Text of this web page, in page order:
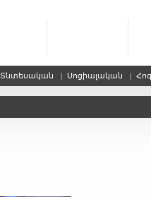
Տնտեսական | Սոցիալական |